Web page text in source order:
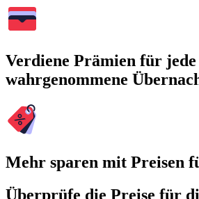
Verdiene Prämien für jede
wahrgenommene
Mehr sparen mit Preisen
Überprüfe die Preise für